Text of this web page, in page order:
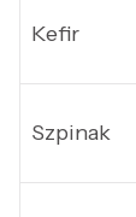
Kefir
Szpinak